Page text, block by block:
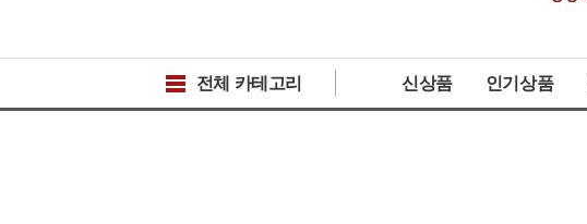
전체 카테고리 신상품 인기상품